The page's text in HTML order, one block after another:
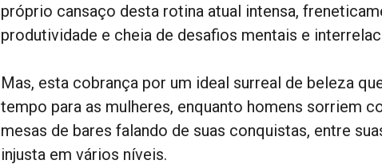
próprio cansaço desta rotina atual intensa,
produtividade e cheia de desafios mentais e
Mas, esta cobrança por um ideal surreal de beleza
tempo para as mulheres, enquanto homens sorriem
mesas de bares falando de suas conquistas, entre
injusta em vários níveis.